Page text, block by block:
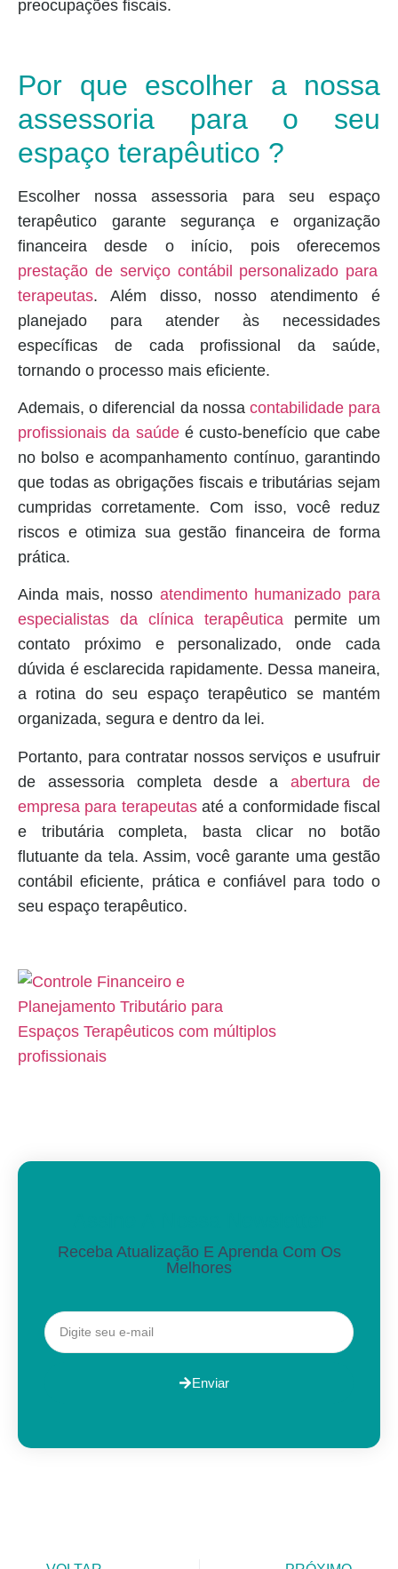
preocupações fiscais.
Por que escolher a nossa
assessoria para o seu
espaço terapêutico ?
Escolher nossa assessoria para seu espaço
terapêutico garante segurança e organização
financeira desde o início, pois oferecemos
prestação de serviço contábil personalizado para
terapeutas. Além disso, nosso atendimento é
planejado para atender às necessidades
específicas de cada profissional da saúde,
tornando o processo mais eficiente.
Ademais, o diferencial da nossa contabilidade para
profissionais da saúdeé custo-benefício que cabe
no bolso e acompanhamento contínuo, garantindo
que todas as obrigações fiscais e tributárias sejam
cumpridas corretamente. Com isso, você reduz
riscos e otimiza sua gestão financeira de forma
prática.
Ainda mais, nosso atendimento humanizado para
especialistas da clínica terapêutica permite um
contato próximo e personalizado, onde cada
dúvida é esclarecida rapidamente. Dessa maneira,
a rotina do seu espaço terapêutico se mantém
organizada, segura e dentro da lei.
Portanto, para contratar nossos serviços e usufruir
de assessoria completa desde aabertura de
empresa para terapeutasaté a conformidade fiscal
e tributária completa, basta clicar no botão
flutuante da tela. Assim, você garante uma gestão
contábil eficiente, prática e confiável para todo o
seu espaço terapêutico.
Receba Atualização E Aprenda Com Os
Melhores
Enviar